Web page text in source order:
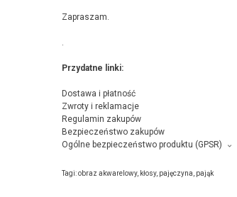
Zapraszam.
.
Przydatne linki:
Dostawa i płatność
Zwroty i reklamacje
Regulamin zakupów
Bezpieczeństwo zakupów
Ogólne bezpieczeństwo produktu (GPSR)
Bogumiła Szufnara, Norwida 4/43, 38-300
Tagi:obraz akwarelowy, kłosy, pajęczyna pająk